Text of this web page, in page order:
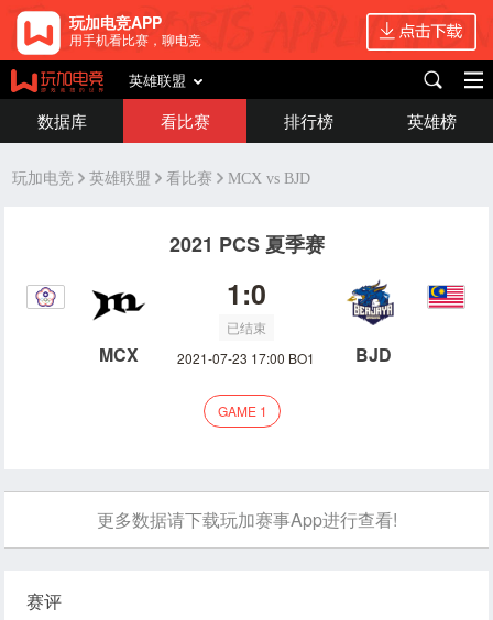
玩加电竞APP
用手机看比赛，聊电竞
英雄联盟
数据库 看比赛 排行榜 英雄榜
玩加电竞 英雄联盟 看比赛 MCX vs BJD
2021 PCS 夏季赛
MCX
1:0
已结束
2021-07-23 17:00 BO1
BJD
GAME 1
更多数据请下载玩加赛事App进行查看!
赛评